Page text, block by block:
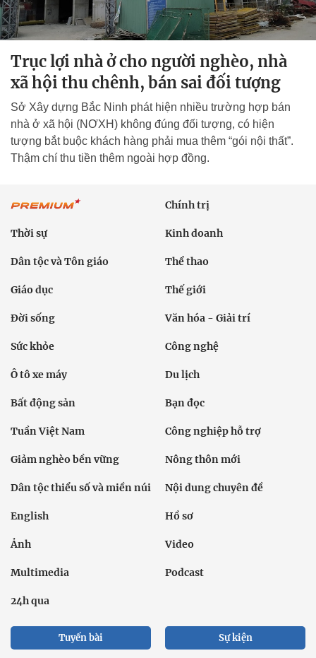
Trục lợi nhà ở cho người nghèo, nhà
xã hội thu chênh, bán sai đối tượng
Sở Xây dựng Bắc Ninh phát hiện nhiều trường hợp bán
nhà ở xã hội (NƠXH) không đúng đối tượng, có hiện
tượng bắt buộc khách hàng phải mua thêm “gói nội thất”.
Thậm chí thu tiền thêm ngoài hợp đồng.
Chính trị
Thời sự Kinh doanh
Dân tộc và Tôn giáo Thể thao
Giáo dục Thế giới
Đời sống Văn hóa - Giải trí
Sức khỏe Công nghệ
Ô tô xe máy Du lịch
Bất động sản Bạn đọc
Tuần Việt Nam Công nghiệp hỗ trợ
Giảm nghèo bền vững Nông thôn mới
Dân tộc thiểu số và miền núi Nội dung chuyên đề
English Hồ sơ
Ảnh Video
Multimedia Podcast
24h qua
Tuyến bài Sự kiện